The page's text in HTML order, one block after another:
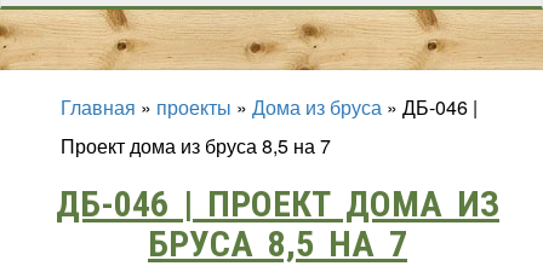
Главная » проекты » Дома из бруса » ДБ-046 |
Проект дома из бруса 8,5 на 7
ДБ-046 | ПРОЕКТ ДОМА ИЗ
БРУСА 8,5 НА 7